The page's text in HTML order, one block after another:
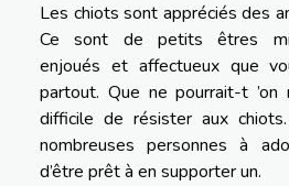
Les chiots sont appréciés des
Ce sont de petits êtres
enjoués et affectueux que
partout. Que ne pourrait-t
difficile de résister aux
nombreuses personnes à
d’être prêt à en supporter un.